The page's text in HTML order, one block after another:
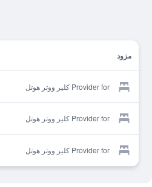
مزود
Provider for كلير ووتر هوتل
Provider for كلير ووتر هوتل
Provider for كلير ووتر هوتل